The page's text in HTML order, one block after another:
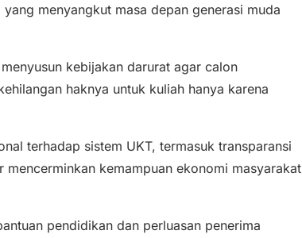
menyangkut masa depan generasi muda
kebijakan darurat agar calon
haknya untuk kuliah hanya karena
terhadap sistem UKT, termasuk transparansi
kemampuan ekonomi masyarakat
pendidikan dan perluasan penerima